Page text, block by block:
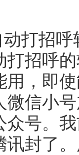
打招
打招呼
用，即
微信小
众号。
讯封了